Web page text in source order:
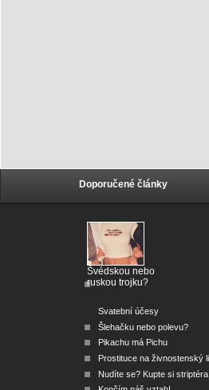
Doporučené články
Švédskou nebo
ruskou trojku?
Svatební účesy
Šlehačku nebo polevu?
Pikachu má Pichu
Prostituce na živnostenský
Nudíte se? Kupte si striptéra!